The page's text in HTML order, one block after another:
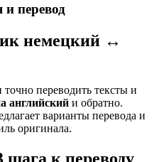
перевод
немецкий ↔
переводить тексты и
английский и обратно.
варианты перевода и
оригинала.
шага к переводу